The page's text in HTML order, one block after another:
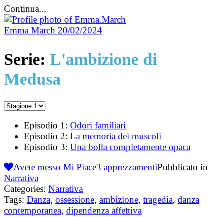
Continua...
Emma March 20/02/2024
Serie: L'ambizione di
Medusa
Episodio 1: Odori familiari
Episodio 2: La memoria dei muscoli
Episodio 3: Una bolla completamente opaca
Avete messo Mi Piace3 apprezzamentiPubblicato in
Narrativa
Categories: Narrativa
Tags: Danza, ossessione, ambizione, tragedia, danza
contemporanea, dipendenza affettiva